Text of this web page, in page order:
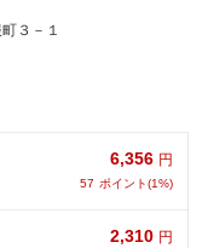
３－１
6,356 円
57 ポイント(1%)
2,310 円